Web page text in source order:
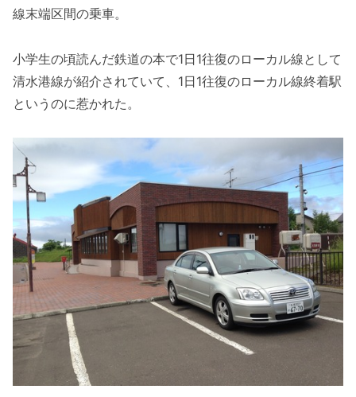
線末端区間の乗車。
小学生の頃読んだ鉄道の本で1日1往復のローカル線として
清水港線が紹介されていて、1日1往復のローカル線終着駅
というのに惹かれた。